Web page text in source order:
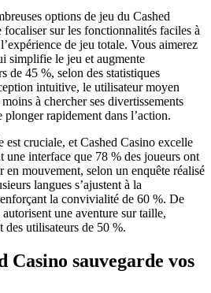
options de jeu du Cashed
focaliser sur les fonctionnalités faciles à
de jeu totale. Vous aimerez
simplifie le jeu et augmente
de 45 %, selon des statistiques
intuitive, le utilisateur moyen
à chercher ses divertissements
rapidement dans l’action.
est cruciale, et Cashed Casino excelle
une interface que 78 % des joueurs ont
en mouvement, selon un enquête réalisé
langues s’ajustent à la
la convivialité de 60 %. De
une aventure sur taille,
des utilisateurs de 50 %.
Casino sauvegarde vos